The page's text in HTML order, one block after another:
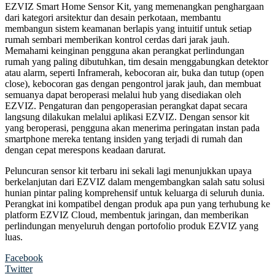
EZVIZ Smart Home Sensor Kit, yang memenangkan penghargaan
dari kategori arsitektur dan desain perkotaan, membantu
membangun sistem keamanan berlapis yang intuitif untuk setiap
rumah sembari memberikan kontrol cerdas dari jarak jauh.
Memahami keinginan pengguna akan perangkat perlindungan
rumah yang paling dibutuhkan, tim desain menggabungkan detektor
atau alarm, seperti Inframerah, kebocoran air, buka dan tutup (open
close), kebocoran gas dengan pengontrol jarak jauh, dan membuat
semuanya dapat beroperasi melalui hub yang disediakan oleh
EZVIZ. Pengaturan dan pengoperasian perangkat dapat secara
langsung dilakukan melalui aplikasi EZVIZ. Dengan sensor kit
yang beroperasi, pengguna akan menerima peringatan instan pada
smartphone mereka tentang insiden yang terjadi di rumah dan
dengan cepat merespons keadaan darurat.
Peluncuran sensor kit terbaru ini sekali lagi menunjukkan upaya
berkelanjutan dari EZVIZ dalam mengembangkan salah satu solusi
hunian pintar paling komprehensif untuk keluarga di seluruh dunia.
Perangkat ini kompatibel dengan produk apa pun yang terhubung ke
platform EZVIZ Cloud, membentuk jaringan, dan memberikan
perlindungan menyeluruh dengan portofolio produk EZVIZ yang
luas.
Facebook
Twitter